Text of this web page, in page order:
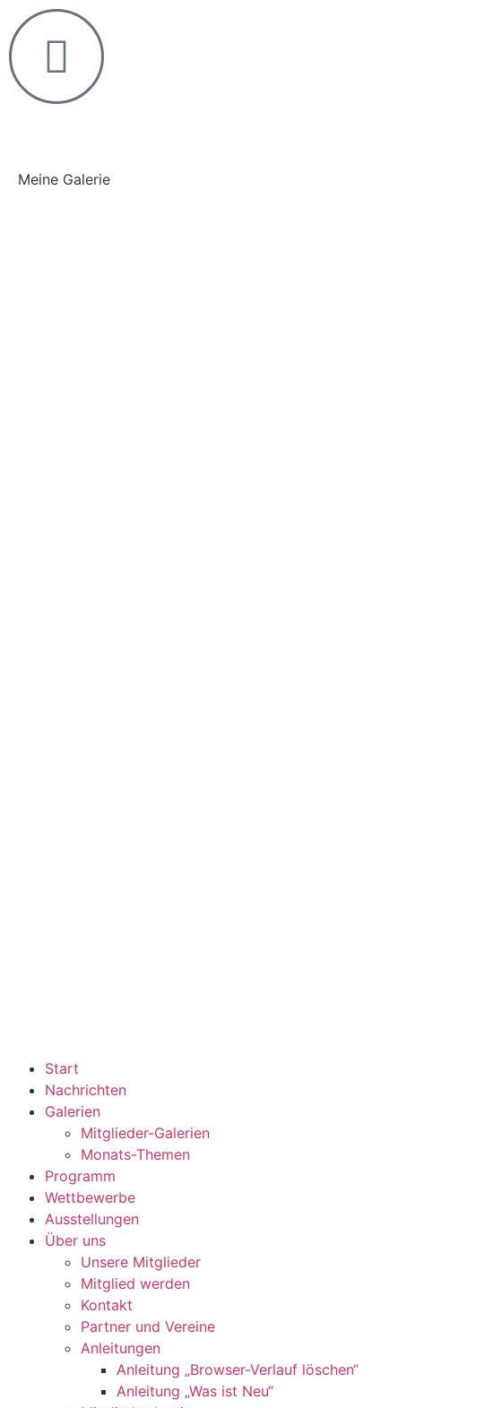
Meine Galerie
Start
Nachrichten
Galerien
Mitglieder-Galerien
Monats-Themen
Programm
Wettbewerbe
Ausstellungen
Über uns
Unsere Mitglieder
Mitglied werden
Kontakt
Partner und Vereine
Anleitungen
Anleitung „Browser-Verlauf löschen“
Anleitung „Was ist Neu“